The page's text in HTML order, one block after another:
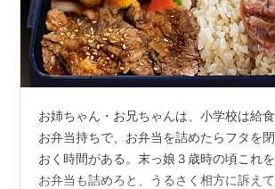
お姉ちゃん・お兄ちゃんは、小学校は給
お弁当持ちで、お弁当を詰めたらフタを
おく時間がある。末っ娘３歳時の頃これ
お弁当も詰めろと、うるさく相方に訴え